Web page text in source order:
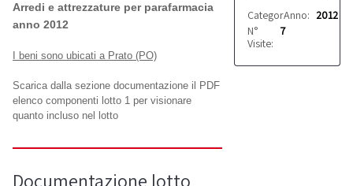
Categoria: Arredi
Anno: 2012
N°
Visite:
7
Arredi e attrezzature per parafarmacia
anno 2012
I beni sono ubicati a Prato (PO)
Scarica dalla sezione documentazione il PDF
elenco componenti lotto 1 per visionare
quanto incluso nel lotto
Documentazione lotto